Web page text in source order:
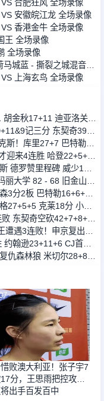
合肥狂风 全场录像
安徽皖江龙 全场录像
香港金牛 全场录像
王 全场录像
全场录像
上海玄鸟 全场录像
败澳大利亚！张子宇7
分，王思雨把控攻防
出手百发百中